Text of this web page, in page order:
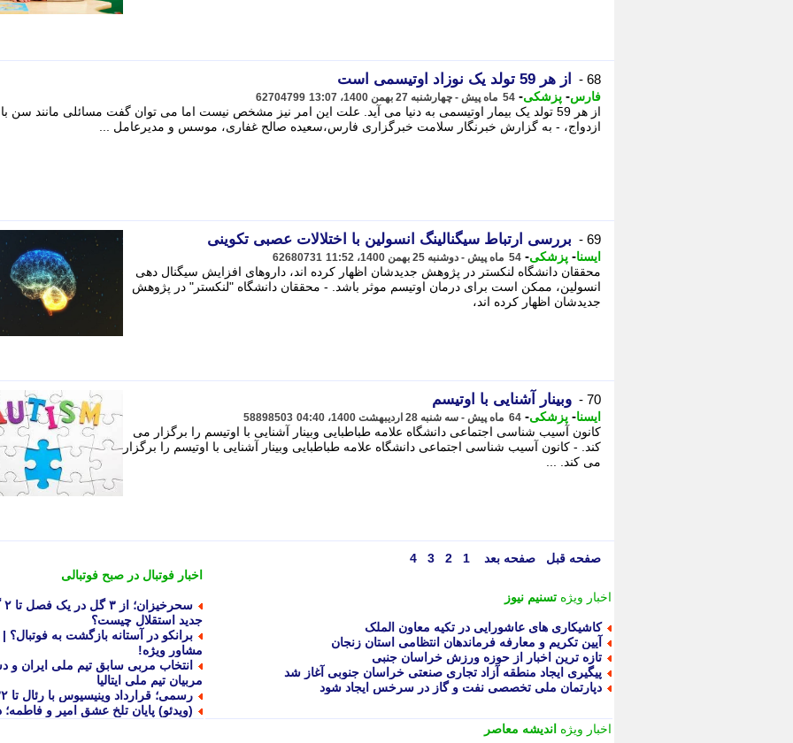
68 - از هر 59 تولد یک نوزاد اوتیسمی است
فارس- پزشکی- 54 ماه پیش - چهارشنبه 27 بهمن 1400، 13:07 62704799
از هر 59 تولد یک بیمار اوتیسمی به دنیا می آید. علت این امر نیز مشخص نیست اما می توان گفت مسائلی مانند سن
ازدواج، - به گزارش خبرنگار سلامت خبرگزاری فارس،سعیده صالح غفاری، موسس و مدیرعامل ...
69 - بررسی ارتباط سیگنالینگ انسولین با اختلالات عصبی تکوینی
ایسنا- پزشکی- 54 ماه پیش - دوشنبه 25 بهمن 1400، 11:52 62680731
محققان دانشگاه لنکستر در پژوهش جدیدشان اظهار کرده اند، داروهای افزایش سیگنال دهی
انسولین، ممکن است برای درمان اوتیسم موثر باشد. - محققان دانشگاه "لنکستر" در پژوهش
جدیدشان اظهار کرده اند،
70 - وبینار آشنایی با اوتیسم
ایسنا- پزشکی- 64 ماه پیش - سه شنبه 28 اردیبهشت 1400، 04:40 58898503
کانون آسیب شناسی اجتماعی دانشگاه علامه طباطبایی وبینار آشنایی با اوتیسم را برگزار می
کند. - کانون آسیب شناسی اجتماعی دانشگاه علامه طباطبایی وبینار آشنایی با اوتیسم را برگزار
می کند. ...
صفحه قبل صفحه بعد 1
2
3
4
اخبار ویژه تسنیم نیوز
کاشیکاری های عاشورایی در تکیه معاون الملک
آیین تکریم و معارفه فرماندهان انتظامی استان زنجان
تازه ترین اخبار از حوزه ورزش خراسان جنبی
پیگیری ایجاد منطقه آزاد تجاری صنعتی خراسان جنوبی آغاز شد
دپارتمان ملی تخصصی نفت و گاز در سرخس ایجاد شود
اخبار فوتبال در صبح فوتبالی
جدید استقلال چیست؟
برانکو در آستانه بازگشت به
مشاور ویژه!
انتخاب مربی سابق تیم ملی ایران و
مربیان تیم ملی ایتالیا
رسمی؛ قرارداد وینیسیوس با رئال تا ۲۰۳۲ تمدید شد
(ویدئو) پایان تلخ عشق امیر و
اخبار ویژه اندیشه معاصر